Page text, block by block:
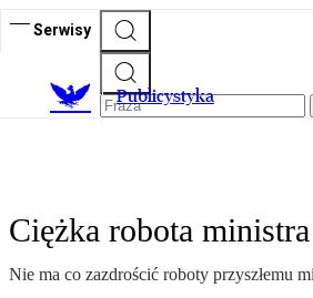
Serwisy
Publicystyka
Ciężka robota
Nie ma co zazdrościć roboty przyszłemu